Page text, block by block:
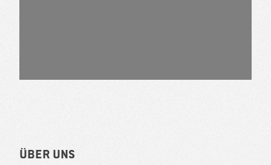
Über uns